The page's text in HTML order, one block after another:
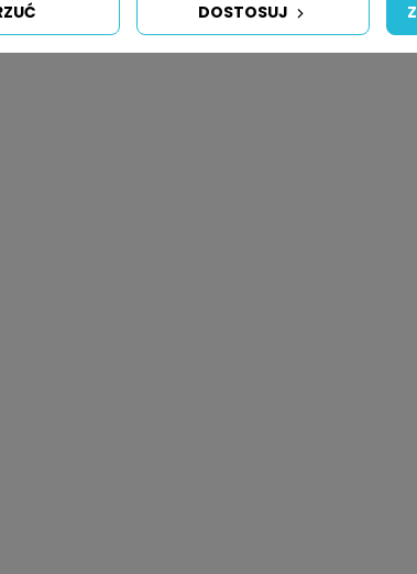
DOSTOSUJ